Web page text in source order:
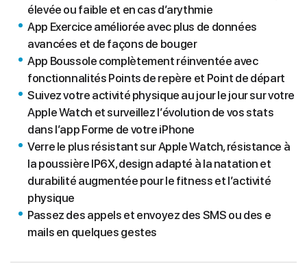
élevée ou faible et en cas d’arythmie
App Exercice améliorée avec plus de données
avancées et de façons de bouger
App Boussole complètement réinventée avec
fonctionnalités Points de repère et Point de départ
Suivez votre activité physique au jour le jour sur votre
Apple Watch et surveillez l’évolution de vos stats
dans l’app Forme de votre iPhone
Verre le plus résistant sur Apple Watch, résistance à
la poussière IP6X, design adapté à la natation et
durabilité augmentée pour le fitness et l’activité
physique
Passez des appels et envoyez des SMS ou des e
mails en quelques gestes